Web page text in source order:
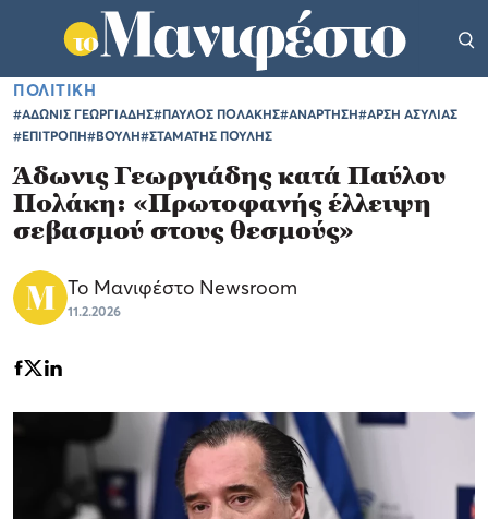
ΠΟΛΙΤΙΚΗ
#ΑΔΩΝΙΣ ΓΕΩΡΓΙΑΔΗΣ#ΠΑΥΛΟΣ ΠΟΛΑΚΗΣ#ΑΝΑΡΤΗΣΗ#ΑΡΣΗ ΑΣΥΛΙΑΣ
#ΕΠΙΤΡΟΠΗ#ΒΟΥΛΗ#ΣΤΑΜΑΤΗΣ ΠΟΥΛΗΣ
Άδωνις Γεωργιάδης κατά Παύλου
Πολάκη: «Πρωτοφανής έλλειψη
σεβασμού στους θεσμούς»
Το Μανιφέστο Newsroom
11.2.2026